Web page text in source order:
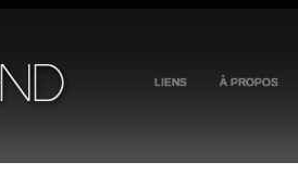
LIENS À PROPOS